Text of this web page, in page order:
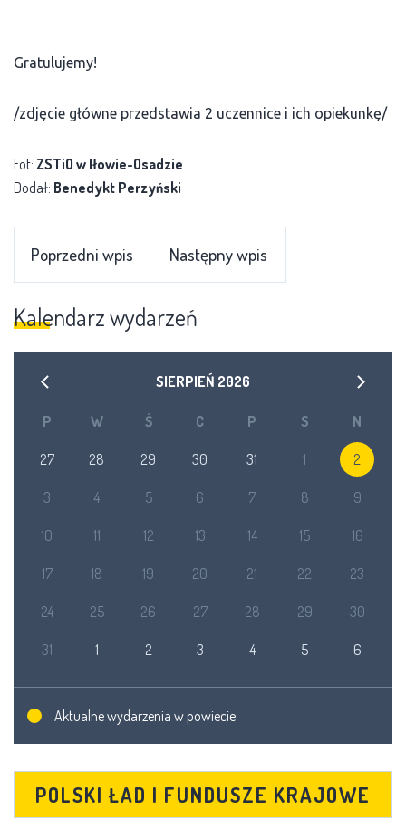
Gratulujemy!
/zdjęcie główne przedstawia 2 uczennice i ich opiekunkę/
Fot: ZSTiO w Iłowie-Osadzie
Dodał: Benedykt Perzyński
Poprzedni wpis Następny wpis
Kalendarz wydarzeń
SIERPIEŃ 2026
P W Ś C P S N
27 28 29 30 31 1 2
3 4 5 6 7 8 9
10 11 12 13 14 15 16
17 18 19 20 21 22 23
24 25 26 27 28 29 30
31 1 2 3 4 5 6
Aktualne wydarzenia w powiecie
POLSKI ŁAD I FUNDUSZE KRAJOWE